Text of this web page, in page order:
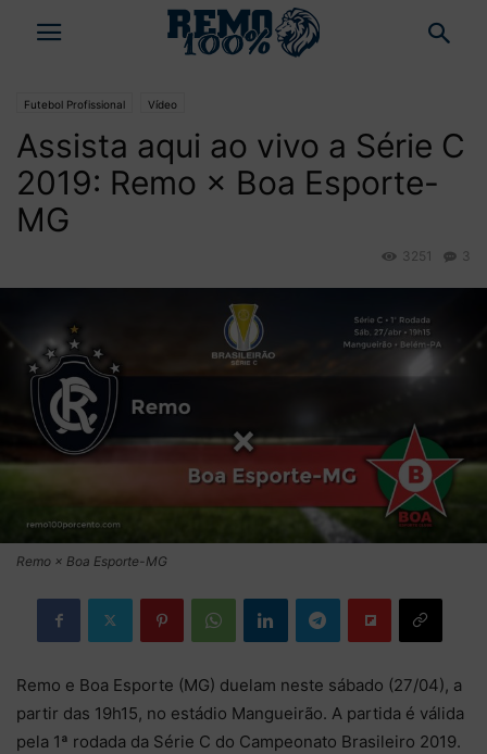
Futebol Profissional Vídeo
Assista aqui ao vivo a Série C
2019: Remo × Boa Esporte-
MG
3
3251
Remo × Boa Esporte-MG
Remo e Boa Esporte (MG) duelam neste sábado (27/04), a
partir das 19h15, no estádio Mangueirão. A partida é válida
pela 1ª rodada da Série C do Campeonato Brasileiro 2019.